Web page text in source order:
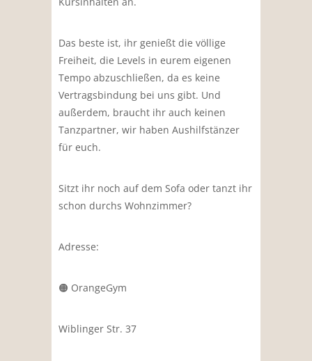
Das beste ist, ihr genießt die völlige
Freiheit, die Levels in eurem eigenen
Tempo abzuschließen, da es keine
Vertragsbindung bei uns gibt. Und
außerdem, braucht ihr auch keinen
Tanzpartner, wir haben Aushilfstänzer
für euch.
Sitzt ihr noch auf dem Sofa oder tanzt ihr
schon durchs Wohnzimmer?
Adresse:
🟠 OrangeGym
Wiblinger Str. 37